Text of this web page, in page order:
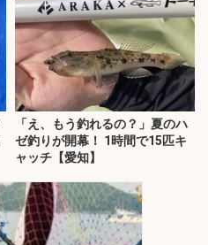
「え、もう釣れるの？」夏のハ
ゼ釣りが開幕！ 1時間で15匹キ
ャッチ【愛知】